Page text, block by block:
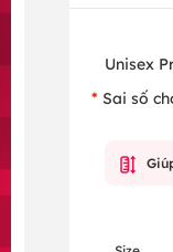
Unisex
Sai số